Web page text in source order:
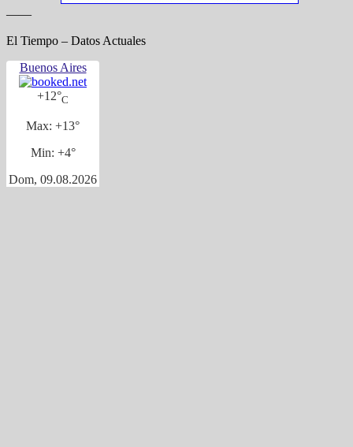
——
El Tiempo – Datos Actuales
Buenos Aires
+12°C
Max: +13°
Min: +4°
Dom, 09.08.2026